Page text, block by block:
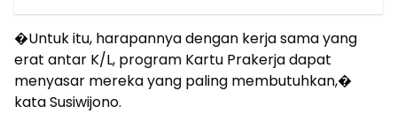
�Untuk itu, harapannya dengan kerja sama yang
erat antar K/L, program Kartu Prakerja dapat
menyasar mereka yang paling membutuhkan,�
kata Susiwijono.